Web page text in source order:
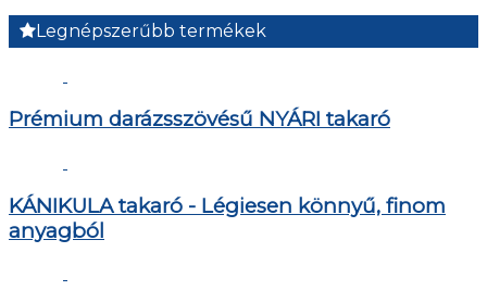
Legnépszerűbb termékek
Prémium darázsszövésű NYÁRI takaró
KÁNIKULA takaró - Légiesen könnyű, finom
anyagból